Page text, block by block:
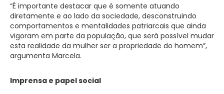
“É importante destacar que é somente atuando
diretamente e ao lado da sociedade, desconstruindo
comportamentos e mentalidades patriarcais que ainda
vigoram em parte da população, que será possível mudar
esta realidade da mulher ser a propriedade do homem”,
argumenta Marcela.
Imprensa e papel social